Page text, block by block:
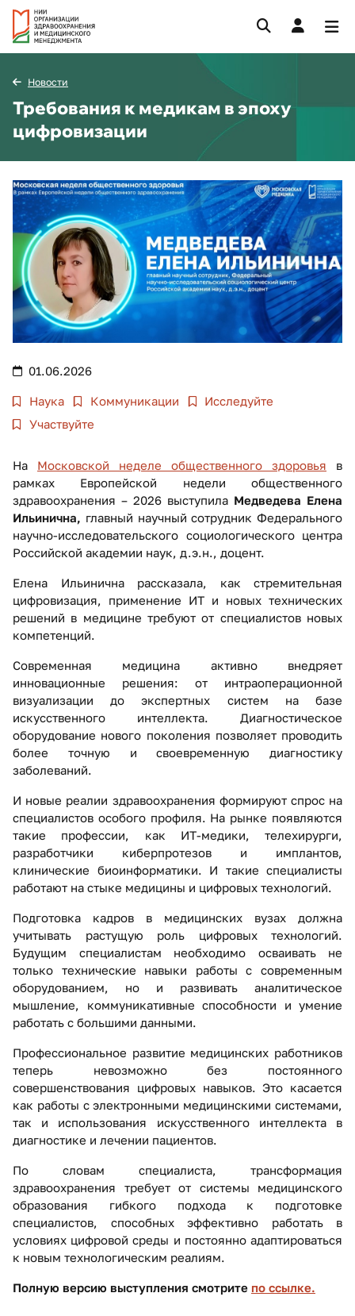
Новости
Требования к медикам в эпоху
цифровизации
01.06.2026
Наука Коммуникации
Исследуйте
Участвуйте
На Московской неделе общественного здоровья в
рамках Европейской недели общественного
здравоохранения – 2026 выступила Медведева Елена
Ильинична, главный научный сотрудник Федерального
научно-исследовательского социологического центра
Российской академии наук, д.э.н., доцент.
Елена Ильинична рассказала, как стремительная
цифровизация, применение ИТ и новых технических
решений в медицине требуют от специалистов новых
компетенций.
Современная медицина активно внедряет
инновационные решения: от интраоперационной
визуализации до экспертных систем на базе
искусственного интеллекта. Диагностическое
оборудование нового поколения позволяет проводить
более точную и своевременную диагностику
заболеваний.
И новые реалии здравоохранения формируют спрос на
специалистов особого профиля. На рынке появляются
такие профессии, как ИТ-медики, телехирурги,
разработчики киберпротезов и имплантов,
клинические биоинформатики. И такие специалисты
работают на стыке медицины и цифровых технологий.
Подготовка кадров в медицинских вузах должна
учитывать растущую роль цифровых технологий.
Будущим специалистам необходимо осваивать не
только технические навыки работы с современным
оборудованием, но и развивать аналитическое
мышление, коммуникативные способности и умение
работать с большими данными.
Профессиональное развитие медицинских работников
теперь невозможно без постоянного
совершенствования цифровых навыков. Это касается
как работы с электронными медицинскими системами,
так и использования искусственного интеллекта в
диагностике и лечении пациентов.
По словам специалиста, трансформация
здравоохранения требует от системы медицинского
образования гибкого подхода к подготовке
специалистов, способных эффективно работать в
условиях цифровой среды и постоянно адаптироваться
к новым технологическим реалиям.
Полную версию выступления смотрите по ссылке.